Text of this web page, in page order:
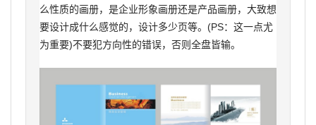
么性质的画册，是企业形象画册还是产品画册，大致想
要设计成什么感觉的，设计多少页等。(PS：这一点尤
为重要)不要犯方向性的错误，否则全盘皆输。